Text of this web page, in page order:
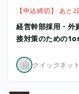
【申込締切】 あと2
経営幹部採用・外
接対策のための
クイックネッ